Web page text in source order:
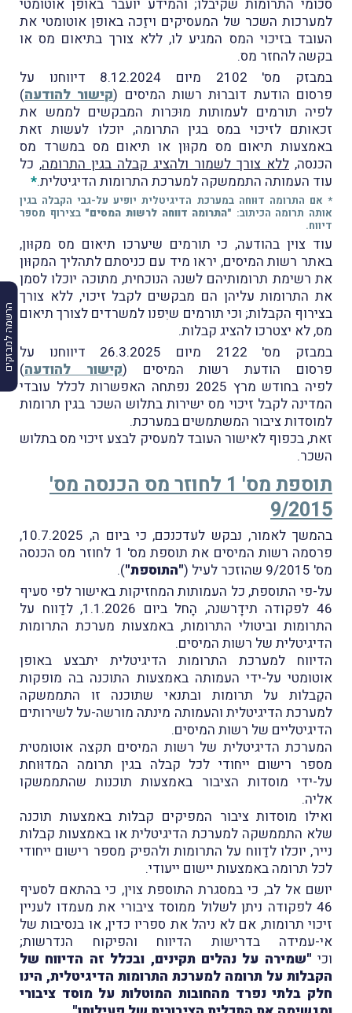
הרשמה למבזקים
סכומי התרומות שקיבלו; והמידע יועבר באופן אוטומטי
למערכות השכר של המעסיקים ויזַכה באופן אוטומטי את
העובד בזיכוי המס המגיע לו, ללא צורך בתיאום מס או
בקשה להחזר מס.
במבזק מס' 2102 מיום 8.12.2024 דיווחנו על
פרסום הודעת דוברוּת רשות המיסים (קישור להודעה)
לפיה תורמים לעמותות מוּכּרות המבקשים לממש את
זכאותם לזיכוי במס בגין התרומה, יוכלו לעשות זאת
באמצעות תיאום מס מקוּון או תיאום מס במשרד מס
הכנסה, ללא צורך לשמור ולהציג קבלה בגין התרומה, כל
עוד העמותה התממשקה למערכת התרומות הדיגיטלית.*
* אם התרומה דוּוחה במערכת הדיגיטלית יופיע על-גבי הקבלה בגין
אותה תרומה הכיתוב: "התרומה דווחה לרשות המסים" בצירוף מספר
דיווח.
עוד צוין בהודעה, כי תורמים שיערכו תיאום מס מקוּון,
באתר רשות המיסים, יראו מיד עם כניסתם לתהליך המקוּון
את רשימת תרומותיהם לשנה הנוכחית, מתוכה יוכלו לסמן
את התרומות עליהן הם מבקשים לקבל זיכוי, ללא צורך
בצירוף הקבלות; וכי תורמים שיִפנו למשרדים לצורך תיאום
מס, לא יצטרכו להציג קבלות.
במבזק מס' 2122 מיום 26.3.2025 דיווחנו על
פרסום הודעת רשות המיסים (קישור להודעה)
לפיה בחודש מרץ 2025 נפתחה האפשרות לכלל עובדי
המדינה לקבל זיכוי מס ישירות בתלוש השכר בגין תרומות
למוסדות ציבור המשתמשים במערכת.
זאת, בכפוף לאישור העובד למעסיק לבצע זיכוי מס בתלוש
השכר.
תוספת מס' 1 לחוזר מס הכנסה מס'
9/2015
בהמשך לאמור, נבקש לעדכנכם, כי ביום ה, 10.7.2025,
פרסמה רשות המיסים את תוספת מס' 1 לחוזר מס הכנסה
מס' 9/2015 שהוזכר לעיל (
"התוספת").
על-פי התוספת, כל העמותות המחזיקות באישור לפי סעיף
46 לפקודה תידָרשנה, הָחל ביום 1.1.2026, לדַווח על
התרומות וביטולי התרומות, באמצעות מערכת התרומות
הדיגיטלית של רשות המיסים.
הדיווח למערכת התרומות הדיגיטלית יתבצע באופן
אוטומטי על-ידי העמותה באמצעות התוכנה בה מופקות
הקַבלות על תרומות ובתנאי שתוכנה זו התממשקה
למערכת הדיגיטלית והעמותה מינתה מורשה-על לשירותים
הדיגיטליים של רשות המיסים.
המערכת הדיגיטלית של רשות המיסים תקצה אוטומטית
מספר רישום ייחודי לכל קבלה בגין תרומה המדוּוחת
על-ידי מוסדות הציבור באמצעות תוכנות שהתממשקו
אליה.
ואילו מוסדות ציבור המפיקים קבלות באמצעות תוכנה
שלא התממשקה למערכת הדיגיטלית או באמצעות קבלות
נייר, יוכלו לדַווח על התרומות ולהפיק מספר רישום ייחודי
לכל תרומה באמצעות יישום ייעודי.
יושם אל לב, כי במסגרת התוספת צוין, כי בהתאם לסעיף
46 לפקודה ניתן לשלול ממוסד ציבורי את מעמדו לעניין
זיכוי תרומות, אם לא ניהל את ספריו כדין, או בנסיבות של
אי-עמידה בדרישות הדיווח והפיקוח הנדרשות;
וכי "שמירה על נהלים תקינים, ובכלל זה הדיווח של
הקבלות על תרומה למערכת התרומות הדיגיטלית, הינו
חלק בלתי נפרד מהחובות המוטלות על מוסד ציבורי